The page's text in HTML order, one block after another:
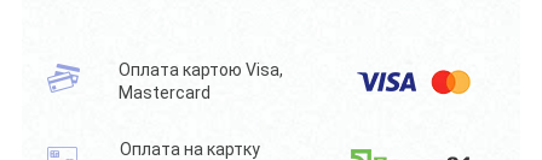
Оплата картою Visa,
Mastercard
Оплата на картку